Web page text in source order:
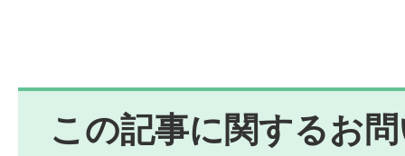
この記事に関するお